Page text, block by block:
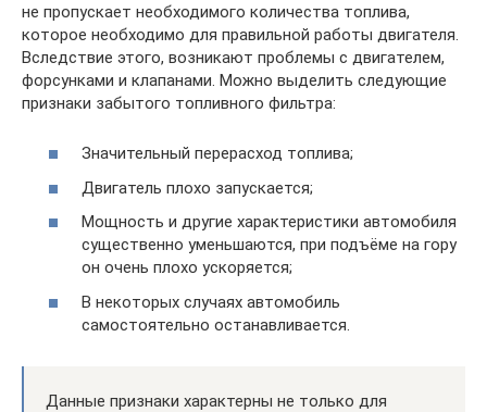
не пропускает необходимого количества топлива,
которое необходимо для правильной работы двигателя.
Вследствие этого, возникают проблемы с двигателем,
форсунками и клапанами. Можно выделить следующие
признаки забытого топливного фильтра:
Значительный перерасход топлива;
Двигатель плохо запускается;
Мощность и другие характеристики автомобиля
существенно уменьшаются, при подъёме на гору
он очень плохо ускоряется;
В некоторых случаях автомобиль
самостоятельно останавливается.
Данные признаки характерны не только для